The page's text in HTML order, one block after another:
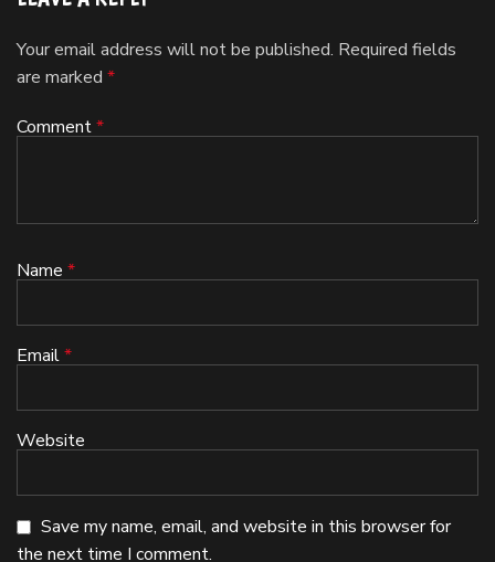
Your email address will not be published. Required fields
are marked *
Comment*
Name *
Email*
Website
Save my name, email, and website in this browser for
the next time I comment.